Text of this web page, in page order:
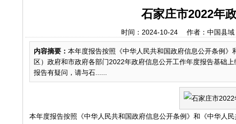
石家庄市2022年
时间：2024-10-24 作者：中国县
内容摘要： 本年度报告按照《中华人民共和国政府信息公开条例》
区）政府和市政府各部门2022年政府信息公开工作年度报告基础
报告有疑问，请与石......
本年度报告按照《中华人民共和国政府信息公开条例》和《中华人